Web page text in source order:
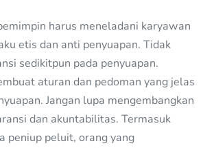
harus meneladani karyawan
etis dan anti penyuapan. Tidak
sedikitpun pada penyuapan.
aturan dan pedoman yang jelas
Jangan lupa mengembangkan
dan akuntabilitas. Termasuk
peniup peluit, orang yang